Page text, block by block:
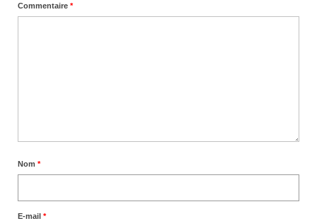
Commentaire *
Nom *
E-mail *